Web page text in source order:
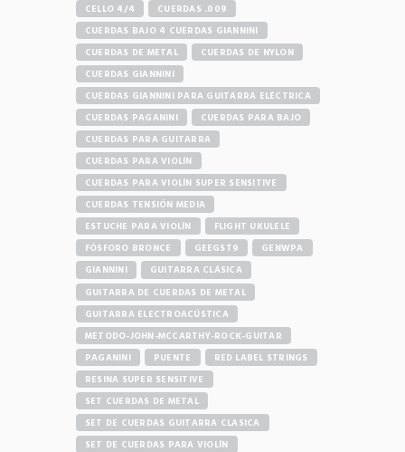
CELLO 4/4
CUERDAS .009
CUERDAS BAJO 4 CUERDAS GIANNINI
CUERDAS DE METAL
CUERDAS DE NYLON
CUERDAS GIANNINI
CUERDAS GIANNINI PARA GUITARRA ELÉCTRICA
CUERDAS PAGANINI
CUERDAS PARA BAJO
CUERDAS PARA GUITARRA
CUERDAS PARA VIOLÍN
CUERDAS PARA VIOLÍN SUPER SENSITIVE
CUERDAS TENSIÓN MEDIA
ESTUCHE PARA VIOLÍN
FLIGHT UKULELE
FÓSFORO BRONCE
GEEGST9
GENWPA
GIANNINI
GUITARRA CLÁSICA
GUITARRA DE CUERDAS DE METAL
GUITARRA ELECTROACÚSTICA
METODO-JOHN-MCCARTHY-ROCK-GUITAR
PAGANINI
PUENTE
RED LABEL STRINGS
RESINA SUPER SENSITIVE
SET CUERDAS DE METAL
SET DE CUERDAS GUITARRA CLASICA
SET DE CUERDAS PARA VIOLÍN